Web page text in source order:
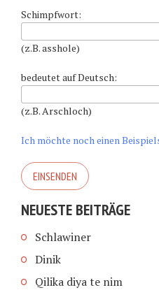
Schimpfwort:
(z.B. asshole)
bedeutet auf Deutsch:
(z.B. Arschloch)
Ich möchte noch einen
NEUESTE BEITRÄGE
Schlawiner
Dinik
Qilika diya te nim